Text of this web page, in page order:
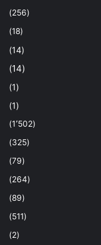
(256)
(18)
(14)
(14)
(1)
(1)
(1٬502)
(325)
(79)
(264)
(89)
(511)
(2)